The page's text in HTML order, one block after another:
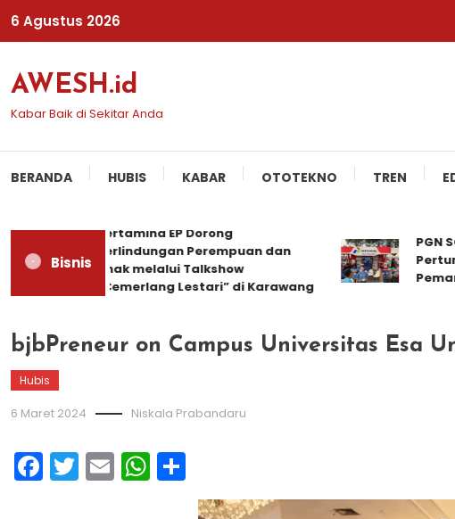
Skip
6 Agustus 2026
AWESH.id
Kabar Baik di Sekitar Anda
BERANDA HUBIS KABAR OTOTEKNO TREN
Bisnis
Pertamina EP Dorong
Perlindungan Perempuan dan
Anak melalui Talkshow
“Cemerlang Lestari” di Karawang
PGN SOR
bjbPreneur on Campus Universitas Esa
Hubis
6 Maret 2024 Niskala Prabandaru
Facebook
Twitter
EmailWhatsApp